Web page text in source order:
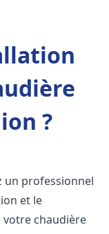
?
un professionnel
et le
votre chaudière